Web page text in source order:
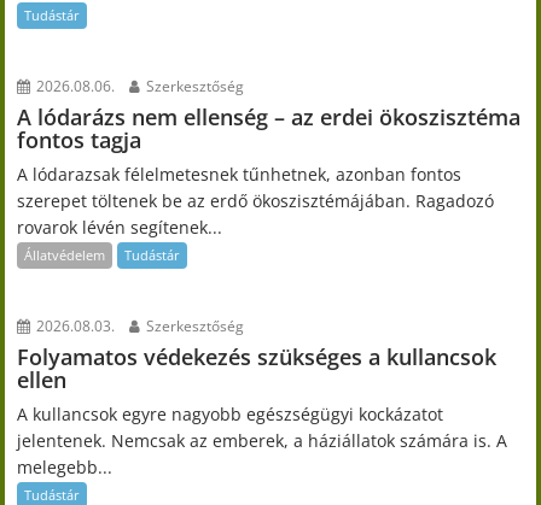
Tudástár
2026.08.06. Szerkesztőség
A lódarázs nem ellenség – az erdei ökoszisztéma
fontos tagja
A lódarazsak félelmetesnek tűnhetnek, azonban fontos
szerepet töltenek be az erdő ökoszisztémájában. Ragadozó
rovarok lévén segítenek...
Állatvédelem Tudástár
2026.08.03. Szerkesztőség
Folyamatos védekezés szükséges a kullancsok
ellen
A kullancsok egyre nagyobb egészségügyi kockázatot
jelentenek. Nemcsak az emberek, a háziállatok számára is. A
melegebb...
Tudástár